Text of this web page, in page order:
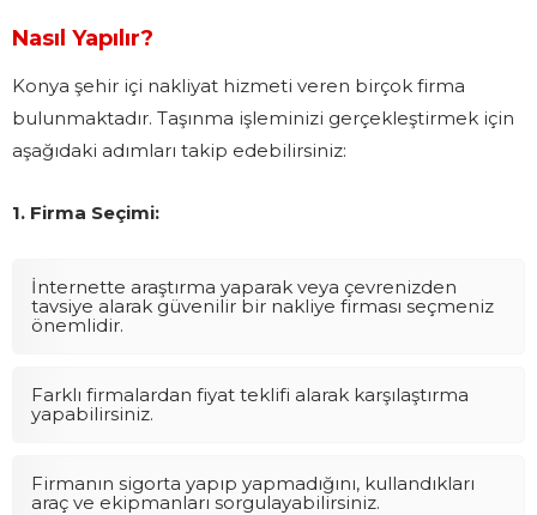
Nasıl Yapılır?
Konya şehir içi nakliyat hizmeti veren birçok firma
bulunmaktadır. Taşınma işleminizi gerçekleştirmek için
aşağıdaki adımları takip edebilirsiniz:
1. Firma Seçimi:
İnternette araştırma yaparak veya çevrenizden
tavsiye alarak güvenilir bir nakliye firması seçmeniz
önemlidir.
Farklı firmalardan fiyat teklifi alarak karşılaştırma
yapabilirsiniz.
Firmanın sigorta yapıp yapmadığını, kullandıkları
araç ve ekipmanları sorgulayabilirsiniz.